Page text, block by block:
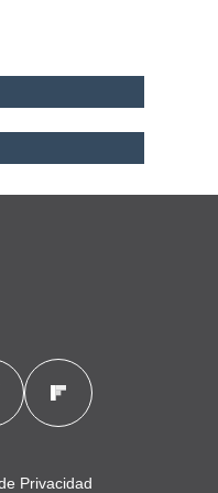
Privacidad